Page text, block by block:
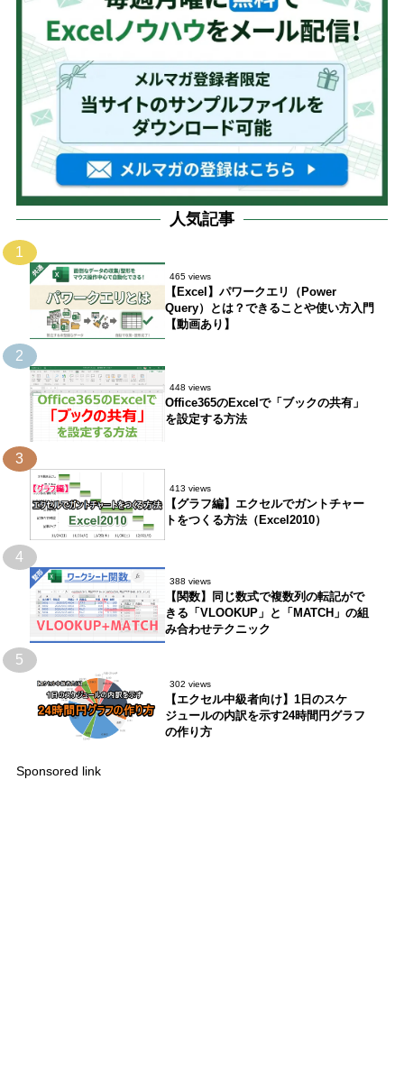
人気記事
1
465 views
【Excel】パワークエリ（Power
Query）とは？できることや使い方入門
【動画あり】
2
448 views
Office365のExcelで「ブックの共有」
を設定する方法
3
413 views
【グラフ編】エクセルでガントチャー
トをつくる方法（Excel2010）
4
388 views
【関数】同じ数式で複数列の転記がで
きる「VLOOKUP」と「MATCH」の組
み合わせテクニック
5
302 views
【エクセル中級者向け】1日のスケ
ジュールの内訳を示す24時間円グラフ
の作り方
Sponsored link